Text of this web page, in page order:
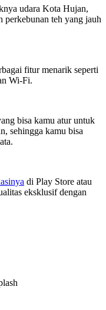
udara Kota Hujan,
perkebunan teh yang jauh
fitur menarik seperti
Wi-Fi.
bisa kamu atur untuk
sehingga kamu bisa
di Play Store atau
eksklusif dengan